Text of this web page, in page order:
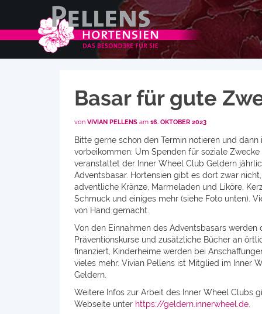
Basar für gute
von VIVIAN PELLENS am 16. OKTOBER 2023
Bitte gerne schon den Termin notieren und
vorbeikommen: Um Spenden für soziale Zwecke
veranstaltet der Inner Wheel Club Geldern
Adventsbasar. Hortensien gibt es dort zwar
adventliche Kränze, Marmeladen und Liköre,
Schmuck und einiges mehr (siehe Foto unten).
von Hand gemacht.
Von den Einnahmen des Adventsbasars werden
Präventionskurse und zusätzliche Bücher an
finanziert, Kinderheime werden bei
vieles mehr. Vivian Pellens ist Mitglied im Inner
Geldern.
Weitere Infos zur Arbeit des Inner Wheel Clubs
Webseite unter https://geldern.innerwheel.de